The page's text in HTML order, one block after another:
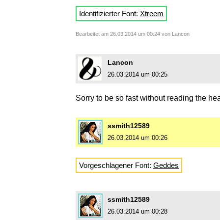
Identifizierter Font: Xtreem
Bearbeitet am 26.03.2014 um 00:24 von Lancon
Lancon
26.03.2014 um 00:25
Sorry to be so fast without reading the
ssmith12589
26.03.2014 um 00:26
Vorgeschlagener Font: Geddes
ssmith12589
26.03.2014 um 00:28